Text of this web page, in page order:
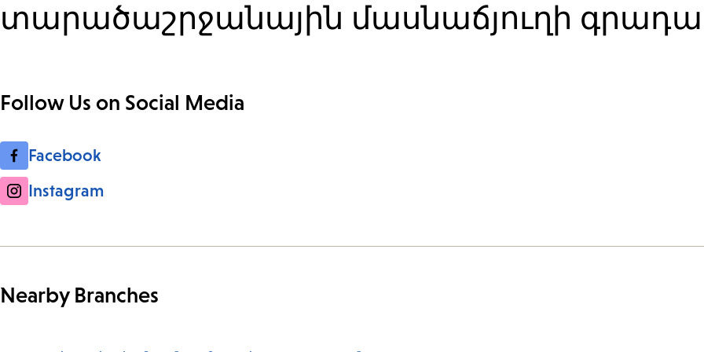
տարածաշրջանային մասնաճյուղի
Follow Us on Social Media
Facebook
Instagram
Nearby Branches